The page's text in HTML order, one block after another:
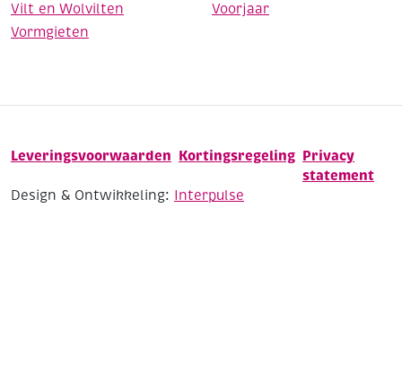
Vilt en Wolvilten
Voorjaar
Vormgieten
Leveringsvoorwaarden Kortingsregeling Privacy
statement
Design & Ontwikkeling: Interpulse